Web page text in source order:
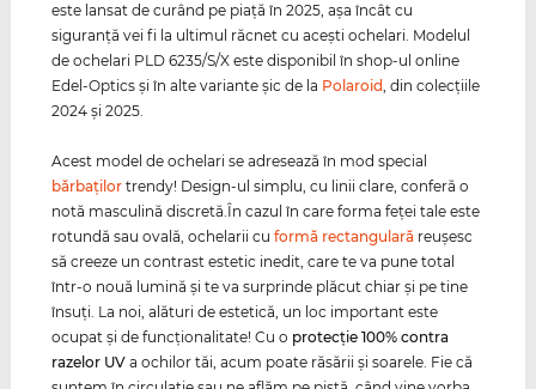
este lansat de curând pe piaţă în 2025, aşa încât cu
siguranţă vei fi la ultimul răcnet cu aceşti ochelari. Modelul
de ochelari PLD 6235/S/X este disponibil în shop-ul online
Edel-Optics şi în alte variante şic de la Polaroid, din colecţiile
2024 şi 2025.
Acest model de ochelari se adresează în mod special
bărbaţilor trendy! Design-ul simplu, cu linii clare, conferă o
notă masculină discretă.În cazul în care forma feţei tale este
rotundă sau ovală, ochelarii cuformă rectangulară reuşesc
să creeze un contrast estetic inedit, care te va pune total
într-o nouă lumină şi te va surprinde plăcut chiar şi pe tine
însuţi. La noi, alături de estetică, un loc important este
ocupat şi de funcţionalitate! Cu o protecţie 100% contra
razelor UV a ochilor tăi, acum poate răsării şi soarele. Fie că